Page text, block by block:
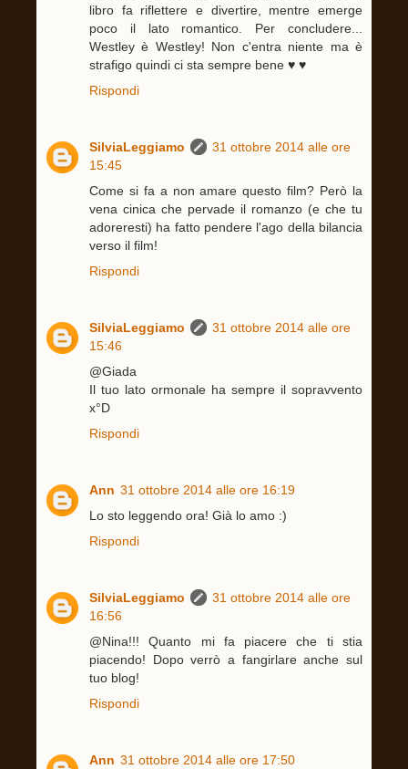
libro fa riflettere e divertire, mentre emerge
poco il lato romantico. Per concludere...
Westley è Westley! Non c'entra niente ma è
strafigo quindi ci sta sempre bene ♥ ♥
Rispondi
SilviaLeggiamo
31 ottobre 2014 alle ore
15:45
Come si fa a non amare questo film? Però la
vena cinica che pervade il romanzo (e che tu
adoreresti) ha fatto pendere l'ago della bilancia
verso il film!
Rispondi
SilviaLeggiamo
31 ottobre 2014 alle ore
15:46
@Giada
Il tuo lato ormonale ha sempre il sopravvento
x°D
Rispondi
Ann 31 ottobre 2014 alle ore 16:19
Lo sto leggendo ora! Già lo amo :)
Rispondi
SilviaLeggiamo
31 ottobre 2014 alle ore
16:56
@Nina!!! Quanto mi fa piacere che ti stia
piacendo! Dopo verrò a fangirlare anche sul
tuo blog!
Rispondi
Ann 31 ottobre 2014 alle ore 17:50